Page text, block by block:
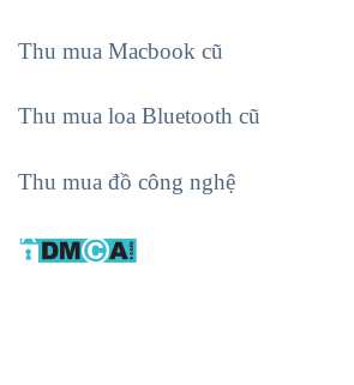
Thu mua Macbook cũ
Thu mua loa Bluetooth cũ
Thu mua đồ công nghệ